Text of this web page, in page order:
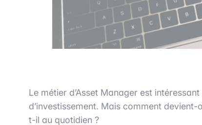
Le métier d’Asset Manager est
d’investissement. Mais comment
t-il au quotidien ?